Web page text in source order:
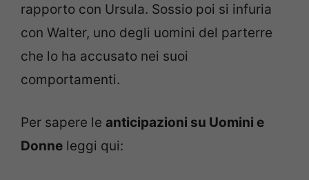
rapporto con Ursula. Sossio poi si infuria
con Walter, uno degli uomini del parterre
che lo ha accusato nei suoi
comportamenti.
Per sapere le anticipazioni su Uomini e
Donne leggi qui: